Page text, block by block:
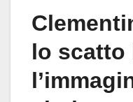
lo scatto